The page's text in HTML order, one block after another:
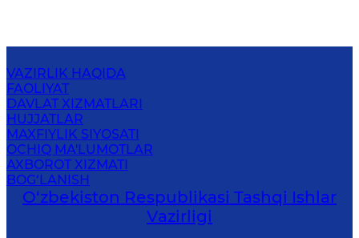
VAZIRLIK HAQIDA
FAOLIYAT
DAVLAT XIZMATLARI
HUJJATLAR
MAXFIYLIK SIYOSATI
OCHIQ MA'LUMOTLAR
AXBOROT XIZMATI
BOG‘LANISH
O‘zbеkistоn Rеspublikаsi Tashqi Ishlаr
Vаzirligi